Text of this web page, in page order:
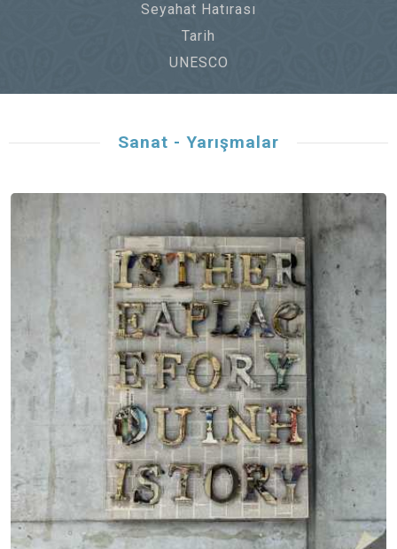
Seyahat Hatırası
Tarih
UNESCO
Sanat - Yarışmalar